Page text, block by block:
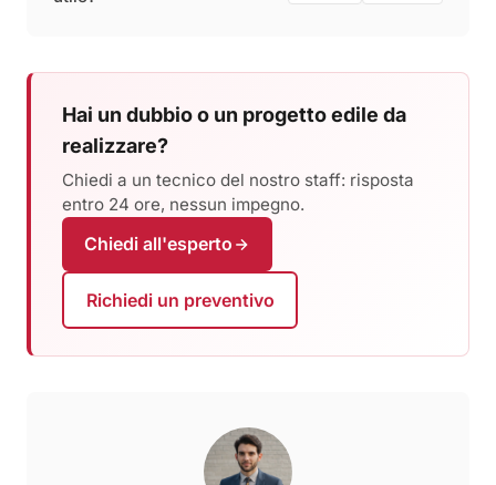
Hai un dubbio o un progetto edile da
realizzare?
Chiedi a un tecnico del nostro staff: risposta
entro 24 ore, nessun impegno.
Chiedi all'esperto
Richiedi un preventivo